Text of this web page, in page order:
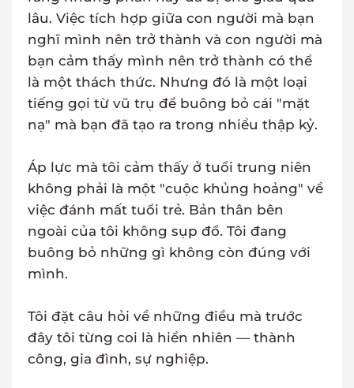
lâu. Việc tích hợp giữa con người mà bạn
nghĩ mình nên trở thành và con người mà
bạn cảm thấy mình nên trở thành có thể
là một thách thức. Nhưng đó là một loại
tiếng gọi từ vũ trụ để buông bỏ cái "mặt
nạ" mà bạn đã tạo ra trong nhiều thập kỷ.
Áp lực mà tôi cảm thấy ở tuổi trung niên
không phải là một "cuộc khủng hoảng" về
việc đánh mất tuổi trẻ. Bản thân bên
ngoài của tôi không sụp đổ. Tôi đang
buông bỏ những gì không còn đúng với
mình.
Tôi đặt câu hỏi về những điều mà trước
đây tôi từng coi là hiển nhiên — thành
công, gia đình, sự nghiệp.